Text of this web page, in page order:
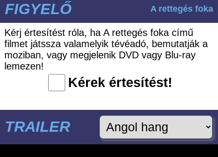
FIGYELŐ A rettegés foka
Kérj értesítést róla, ha A rettegés foka című
filmet játssza valamelyik tévéadó, bemutatják a
moziban, vagy megjelenik DVD vagy Blu-ray
lemezen!
Kérek értesítést!
TRAILER